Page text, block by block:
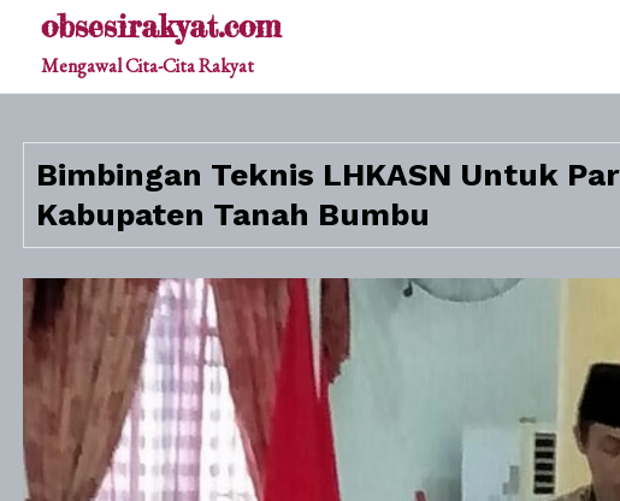
obsesirakyat.com
Mengawal Cita-Cita Rakyat
Bimbingan Teknis LHKASN Untuk
Kabupaten Tanah Bumbu